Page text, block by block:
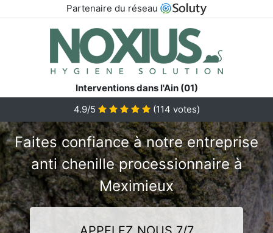
Partenaire du réseau
Interventions dans l'Ain (01)
4.9/5
(114 votes)
Faites confiance à notre entreprise
anti chenille processionnaire à
Meximieux